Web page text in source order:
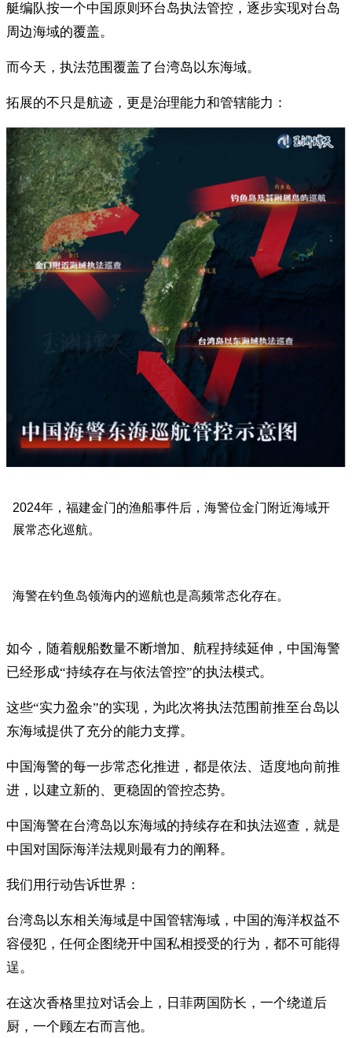
艇编队按一个中国原则环台岛执法管控，逐步实现对台岛
周边海域的覆盖。
而今天，执法范围覆盖了台湾岛以东海域。
拓展的不只是航迹，更是治理能力和管辖能力：
2024年，福建金门的渔船事件后，海警位金门附近海域开
展常态化巡航。
海警在钓鱼岛领海内的巡航也是高频常态化存在。
如今，随着舰船数量不断增加、航程持续延伸，中国海警
已经形成“持续存在与依法管控”的执法模式。
这些“实力盈余”的实现，为此次将执法范围前推至台岛以
东海域提供了充分的能力支撑。
中国海警的每一步常态化推进，都是依法、适度地向前推
进，以建立新的、更稳固的管控态势。
中国海警在台湾岛以东海域的持续存在和执法巡查，就是
中国对国际海洋法规则最有力的阐释。
我们用行动告诉世界：
台湾岛以东相关海域是中国管辖海域，中国的海洋权益不
容侵犯，任何企图绕开中国私相授受的行为，都不可能得
逞。
在这次香格里拉对话会上，日菲两国防长，一个绕道后
厨，一个顾左右而言他。